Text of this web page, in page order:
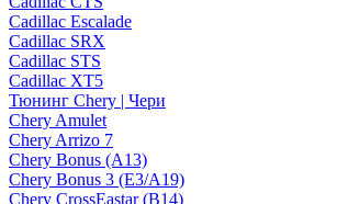
Cadillac Escalade
Cadillac SRX
Cadillac STS
Cadillac XT5
Тюнинг Chery | Чери
Chery Amulet
Chery Arrizo 7
Chery Bonus (A13)
Chery Bonus 3 (E3/A19)
Chery CrossEastar (B14)